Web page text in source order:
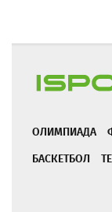
ОЛИМПИАДА
БАСКЕТБОЛ